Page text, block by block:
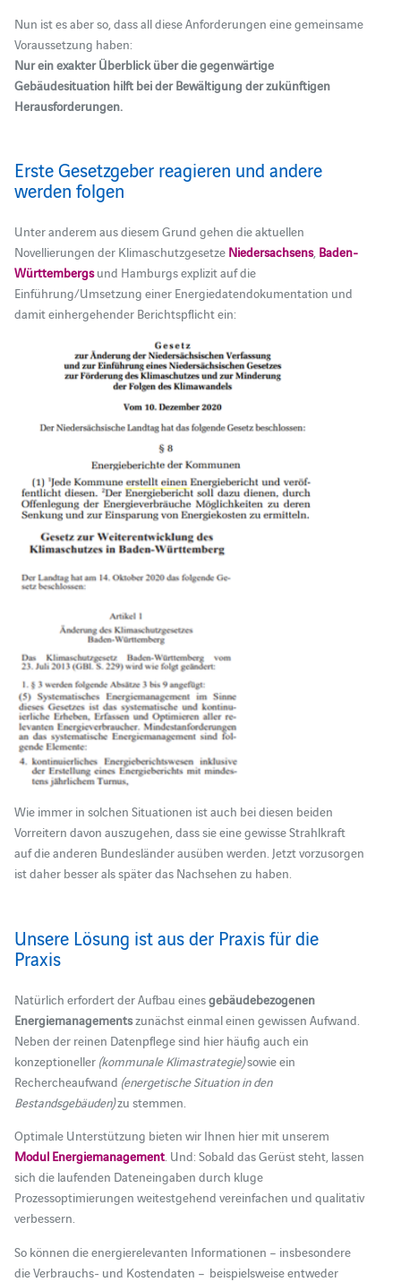
Nun ist es aber so, dass all diese Anforderungen eine gemeinsame
Voraussetzung haben:
Nur ein exakter Überblick über die gegenwärtige
Gebäudesituation hilft bei der Bewältigung der zukünftigen
Herausforderungen.
Erste Gesetzgeber reagieren und andere
werden folgen
Unter anderem aus diesem Grund gehen die aktuellen
Novellierungen der Klimaschutzgesetze Niedersachsens, Baden-
Württembergsund Hamburgs explizit auf die
Einführung/Umsetzung einer Energiedatendokumentation und
damit einhergehender Berichtspflicht ein:
Wie immer in solchen Situationen ist auch bei diesen beiden
Vorreitern davon auszugehen, dass sie eine gewisse Strahlkraft
auf die anderen Bundesländer ausüben werden. Jetzt vorzusorgen
ist daher besser als später das Nachsehen zu haben.
Unsere Lösung ist aus der Praxis für die
Praxis
Natürlich erfordert der Aufbau einesgebäudebezogenen
Energiemanagementszunächst einmal einen gewissen Aufwand.
Neben der reinen Datenpflege sind hier häufig auch ein
konzeptioneller (kommunale Klimastrategie)sowie ein
Rechercheaufwand (energetische Situation in den
Bestandsgebäuden)zu stemmen.
Optimale Unterstützung bieten wir Ihnen hier mit unserem
Modul Energiemanagement. Und: Sobald das Gerüst steht, lassen
sich die laufenden Dateneingaben durch kluge
Prozessoptimierungen weitestgehend vereinfachen und qualitativ
verbessern.
So können die energierelevanten Informationen – insbesondere
die Verbrauchs- und Kostendaten – beispielsweise entweder